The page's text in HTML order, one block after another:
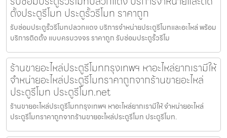
ตั้งประตูรีโมท ประตูรั้วรีโมท ราคาถูก
รับซ่อมประตูรั้วรีโมทปลวกแดง บริการจำหน่ายประตูรีโมทและอะไหล่ พร้อม
บริการติดตั้ง แบบครบวงจร ราคาถูก รับซ่อมประตูรั้วรีโม
ร้านขายอะไหล่ประตูรีโมทกรุงเทพฯ หาอะไหล่ยากเรามีให้
จำหน่ายอะไหล่ประตูรีโมทราคาถูกจากร้านขายอะไหล่
ประตูรีโมท ประตูรีโมท.net
ร้านขายอะไหล่ประตูรีโมทกรุงเทพฯ หาอะไหล่ยากเรามีให้ จำหน่ายอะไหล่
ประตูรีโมทราคาถูกจากร้านขายอะไหล่ประตูรีโมท ประตูรีโมท.